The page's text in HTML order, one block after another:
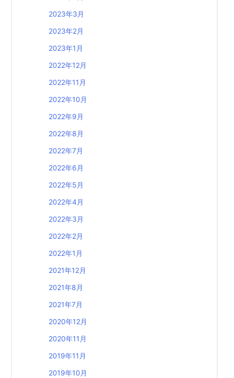
2023年3月
2023年2月
2023年1月
2022年12月
2022年11月
2022年10月
2022年9月
2022年8月
2022年7月
2022年6月
2022年5月
2022年4月
2022年3月
2022年2月
2022年1月
2021年12月
2021年8月
2021年7月
2020年12月
2020年11月
2019年11月
2019年10月